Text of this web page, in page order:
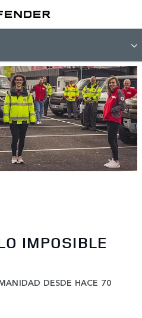
IMPOSIBLE
DESDE HACE 70